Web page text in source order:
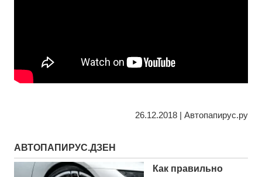
26.12.2018 | Автопапирус.ру
АВТОПАПИРУС.ДЗЕН
Как правильно